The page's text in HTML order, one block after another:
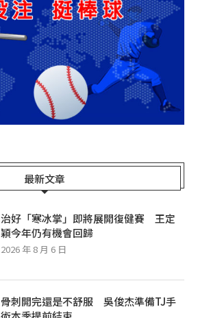
最新文章
治好「寒冰掌」即將展開復健賽 王定
穎今年仍有機會回歸
2026 年 8 月 6 日
骨刺開完還是不舒服 吳俊杰準備TJ手